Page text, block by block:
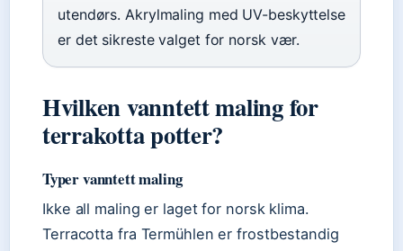
utendørs. Akrylmaling med UV-beskyttelse
er det sikreste valget for norsk vær.
Hvilken vanntett maling for
terrakotta potter?
Typer vanntett maling
Ikke all maling er laget for norsk klima.
Terracotta fra Termühlen er frostbestandig